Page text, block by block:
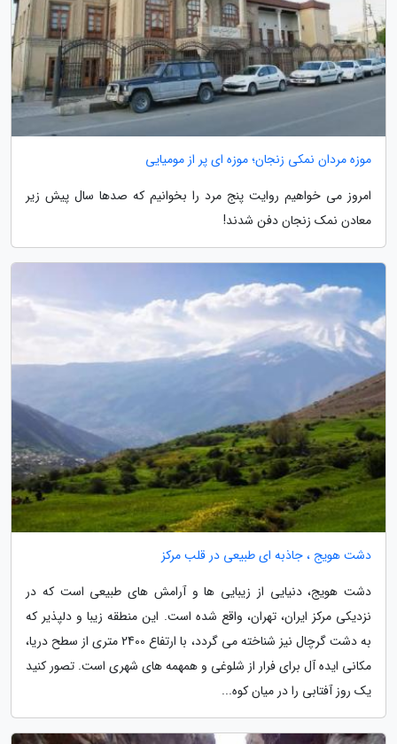
موزه مردان نمکی زنجان؛ موزه ای پر از مومیایی
امروز می خواهیم روایت پنج مرد را بخوانیم که صدها سال پیش زیر
معادن نمک زنجان دفن شدند!
دشت هویج ، جاذبه ای طبیعی در قلب مرکز
دشت هویج، دنیایی از زیبایی ها و آرامش های طبیعی است که در
نزدیکی مرکز ایران، تهران، واقع شده است. این منطقه زیبا و دلپذیر که
به دشت گرچال نیز شناخته می گردد، با ارتفاع 2400 متری از سطح دریا،
مکانی ایده آل برای فرار از شلوغی و همهمه های شهری است. تصور کنید
یک روز آفتابی را در میان کوه...